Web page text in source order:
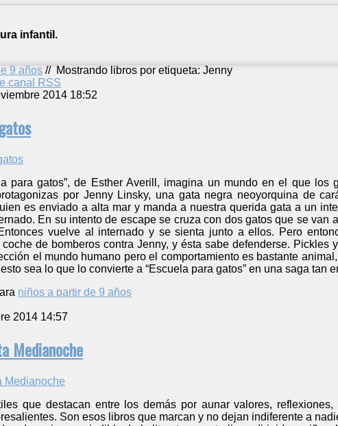
infantil.
9 años // Mostrando libros por etiqueta: Jenny
canal RSS
2014 18:52
para gatos”, de Esther Averill, imagina un mundo en el que
por Jenny Linsky, una gata negra neoyorquina de
es enviado a alta mar y manda a nuestra querida gata a un
En su intento de escape se cruza con dos gatos que se van
vuelve al internado y se sienta junto a ellos. Pero
de bomberos contra Jenny, y ésta sabe defenderse. Pickles
el mundo humano pero el comportamiento es bastante
sea lo que lo convierte a “Escuela para gatos” en una saga tan
niños a partir de 9 años
2014 14:57
Medianoche
que destacan entre los demás por aunar valores,
Son esos libros que marcan y no dejan indiferente a